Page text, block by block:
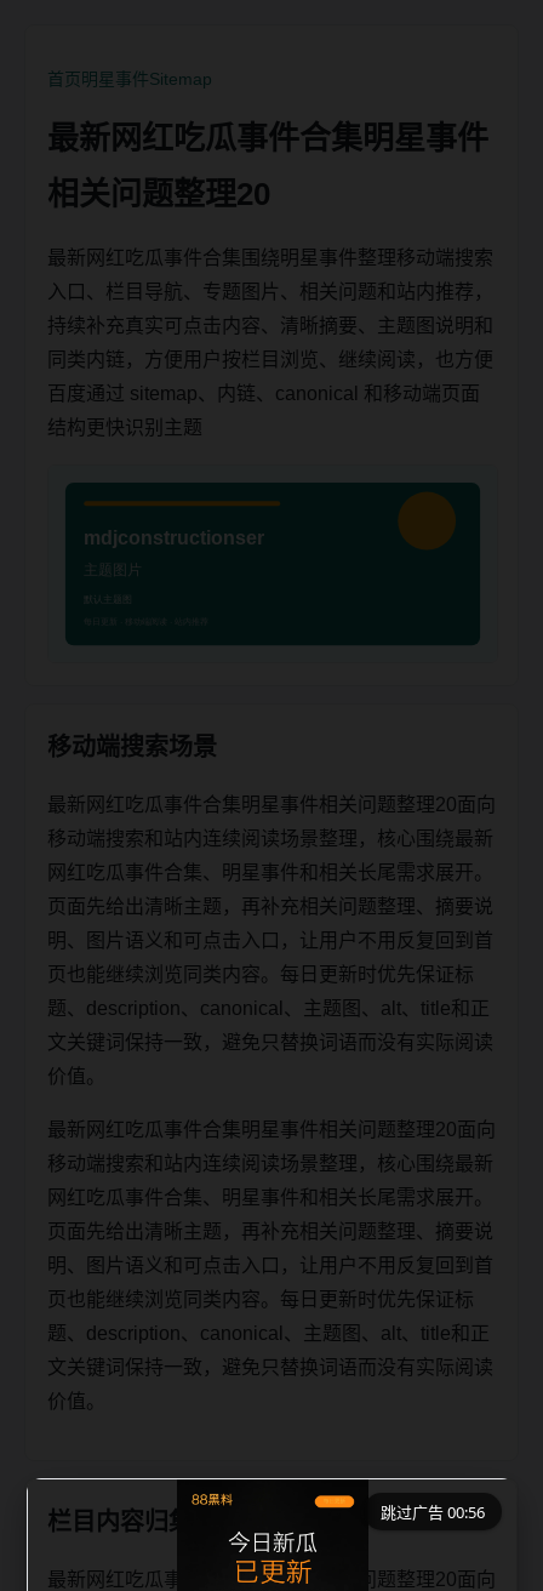
首页明星事件Sitemap
最新网红吃瓜事件合集明星事件
相关问题整理20
最新网红吃瓜事件合集围绕明星事件整理移动端搜索
入口、栏目导航、专题图片、相关问题和站内推荐，
持续补充真实可点击内容、清晰摘要、主题图说明和
同类内链，方便用户按栏目浏览、继续阅读，也方便
百度通过 sitemap、内链、canonical 和移动端页面
结构更快识别主题
移动端搜索场景
最新网红吃瓜事件合集明星事件相关问题整理20面向
移动端搜索和站内连续阅读场景整理，核心围绕最新
网红吃瓜事件合集、明星事件和相关长尾需求展开。
页面先给出清晰主题，再补充相关问题整理、摘要说
明、图片语义和可点击入口，让用户不用反复回到首
页也能继续浏览同类内容。每日更新时优先保证标
题、description、canonical、主题图、alt、title和正
文关键词保持一致，避免只替换词语而没有实际阅读
价值。
最新网红吃瓜事件合集明星事件相关问题整理20面向
移动端搜索和站内连续阅读场景整理，核心围绕最新
网红吃瓜事件合集、明星事件和相关长尾需求展开。
页面先给出清晰主题，再补充相关问题整理、摘要说
明、图片语义和可点击入口，让用户不用反复回到首
页也能继续浏览同类内容。每日更新时优先保证标
题、description、canonical、主题图、alt、title和正
文关键词保持一致，避免只替换词语而没有实际阅读
价值。
栏目内容归集
最新网红吃瓜事件合集明星事件相关问题整理20面向
跳过广告 00:56